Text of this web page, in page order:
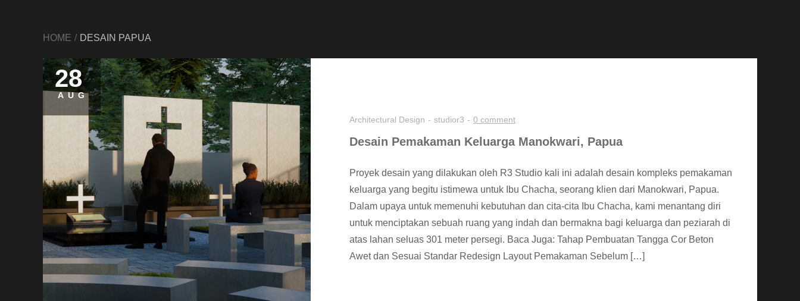
HOME DESAIN PAPUA
28
AUG
Architectural Design studior3 0 comment
Desain Pemakaman Keluarga Manokwari, Papua
Proyek desain yang dilakukan oleh R3 Studio kali ini adalah desain kompleks pemakaman
keluarga yang begitu istimewa untuk Ibu Chacha, seorang klien dari Manokwari, Papua.
Dalam upaya untuk memenuhi kebutuhan dan cita-cita Ibu Chacha, kami menantang diri
untuk menciptakan sebuah ruang yang indah dan bermakna bagi keluarga dan peziarah di
atas lahan seluas 301 meter persegi. Baca Juga: Tahap Pembuatan Tangga Cor Beton
Awet dan Sesuai Standar Redesign Layout Pemakaman Sebelum […]